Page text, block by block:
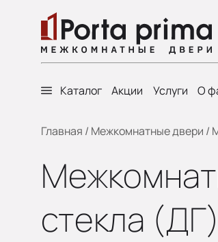
Каталог Акции Услуги О
Главная / Межкомнатные двери /
стекла